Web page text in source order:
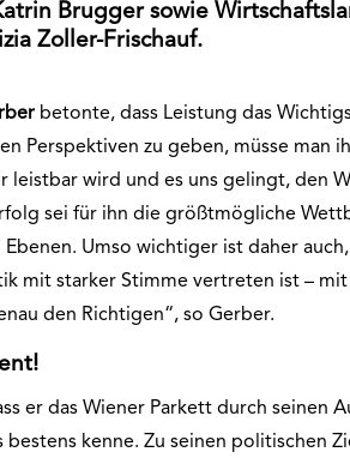
Brugger sowie
Zoller-Frischauf.
betonte, dass Leistung das
Perspektiven zu geben, müsse man
leistbar wird und es uns gelingt, den
sei für ihn die größtmögliche
Ebenen. Umso wichtiger ist daher
mit starker Stimme vertreten ist –
den Richtigen“, so Gerber.
er das Wiener Parkett durch seinen
kenne. Zu seinen politischen